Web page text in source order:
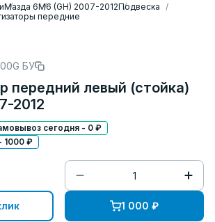
Мазда 6M6 (GH) 2007-2012Подвеска
передние
БУ
передний левый (стойка)
2012
сегодня - 0 ₽
1000 ₽
1 000 ₽